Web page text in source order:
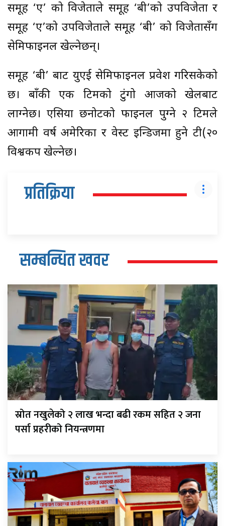
समूह ‘ए’ को विजेताले समूह ‘बी’को उपविजेता र
समूह ‘ए’को उपविजेताले समूह ‘बी’ को विजेतासँग
सेमिफाइनल खेल्नेछन्।
समूह ‘बी’ बाट युएई सेमिफाइनल प्रवेश गरिसकेको
छ। बाँकी एक टिमको टुंगो आजको खेलबाट
लाग्नेछ। एसिया छनोटको फाइनल पुग्ने २ टिमले
आगामी वर्ष अमेरिका र वेस्ट इन्डिजमा हुने टी(२०
विश्वकप खेल्नेछ।
प्रतिक्रिया
सम्बन्धित खवर
स्रोत नखुलेको २ लाख भन्दा बढी रकम सहित २ जना
पर्सा प्रहरीको नियन्त्रणमा